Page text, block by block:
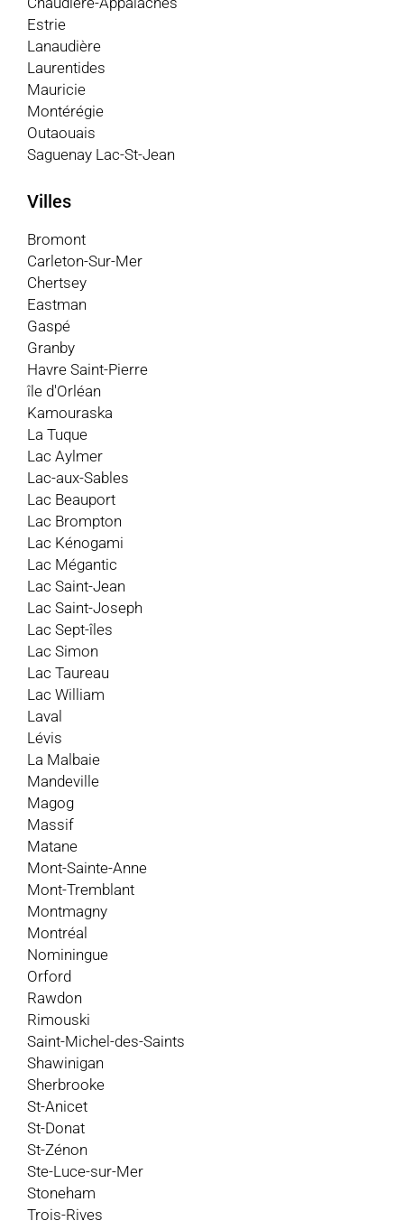
Estrie
Lanaudière
Laurentides
Mauricie
Montérégie
Outaouais
Saguenay Lac-St-Jean
Villes
Bromont
Carleton-Sur-Mer
Chertsey
Eastman
Gaspé
Granby
Havre Saint-Pierre
île d'Orléan
Kamouraska
La Tuque
Lac Aylmer
Lac-aux-Sables
Lac Beauport
Lac Brompton
Lac Kénogami
Lac Mégantic
Lac Saint-Jean
Lac Saint-Joseph
Lac Sept-îles
Lac Simon
Lac Taureau
Lac William
Laval
Lévis
La Malbaie
Mandeville
Magog
Massif
Matane
Mont-Sainte-Anne
Mont-Tremblant
Montmagny
Montréal
Nominingue
Orford
Rawdon
Rimouski
Saint-Michel-des-Saints
Shawinigan
Sherbrooke
St-Anicet
St-Donat
St-Zénon
Ste-Luce-sur-Mer
Stoneham
Trois-Rives